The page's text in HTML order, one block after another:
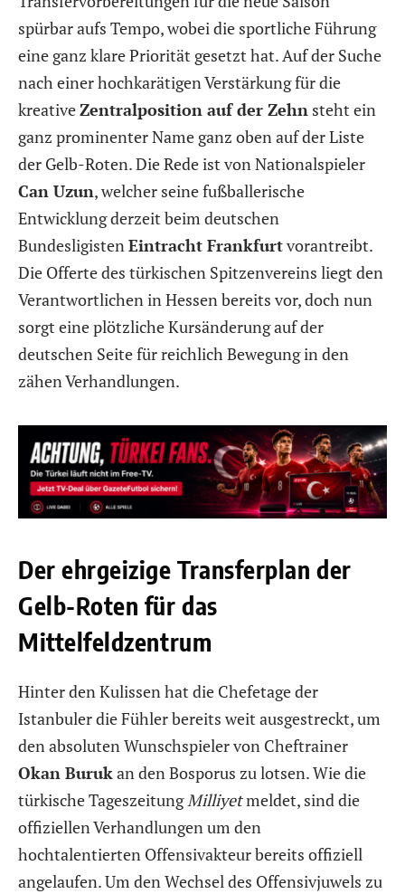
spürbar aufs Tempo, wobei die sportliche Führung
eine ganz klare Priorität gesetzt hat. Auf der Suche
nach einer hochkarätigen Verstärkung für die
kreativeZentralposition auf der Zehn steht ein
ganz prominenter Name ganz oben auf der Liste
der Gelb-Roten. Die Rede ist von Nationalspieler
Can Uzun, welcher seine fußballerische
Entwicklung derzeit beim deutschen
BundesligistenEintracht Frankfurtvorantreibt.
Die Offerte des türkischen Spitzenvereins liegt den
Verantwortlichen in Hessen bereits vor, doch nun
sorgt eine plötzliche Kursänderung auf der
deutschen Seite für reichlich Bewegung in den
zähen Verhandlungen.
Der ehrgeizige Transferplan der
Gelb-Roten für das
Mittelfeldzentrum
Hinter den Kulissen hat die Chefetage der
Istanbuler die Fühler bereits weit ausgestreckt, um
den absoluten Wunschspieler von Cheftrainer
Okan Burukan den Bosporus zu lotsen. Wie die
türkische TageszeitungMilliyetmeldet, sind die
offiziellen Verhandlungen um den
hochtalentierten Offensivakteur bereits offiziell
angelaufen. Um den Wechsel des Offensivjuwels zu